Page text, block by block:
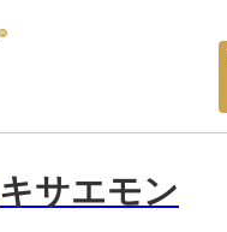
キサエモン